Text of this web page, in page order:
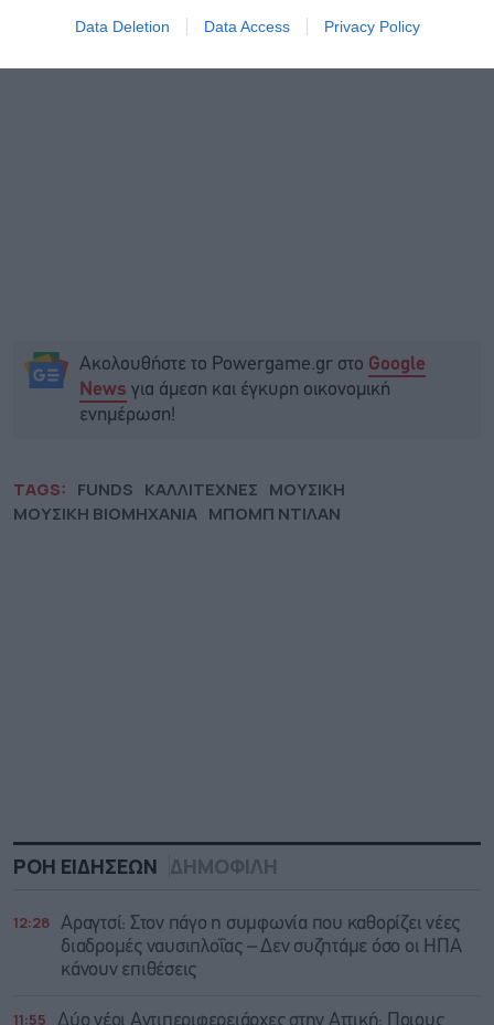
Data Deletion Data Access Privacy Policy
Ακολουθήστε το Powergame.gr στο Google
News για άμεση και έγκυρη οικονομική
ενημέρωση!
TAGS: FUNDS ΚΑΛΛΙΤΕΧΝΕΣ ΜΟΥΣΙΚΗ
ΜΟΥΣΙΚΗ ΒΙΟΜΗΧΑΝΙΑ ΜΠΟΜΠ ΝΤΙΛΑΝ
ΡΟΗ ΕΙΔΗΣΕΩΝ ΔΗΜΟΦΙΛΗ
12:28 Αραγτσί: Στον πάγο η συμφωνία που καθορίζει νέες
διαδρομές ναυσιπλοΐας – Δεν συζητάμε όσο οι ΗΠΑ
κάνουν επιθέσεις
11:55